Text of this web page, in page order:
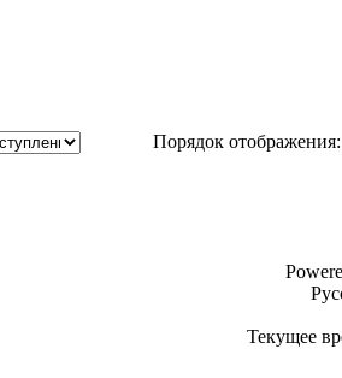
Порядок отображения:
Текущее